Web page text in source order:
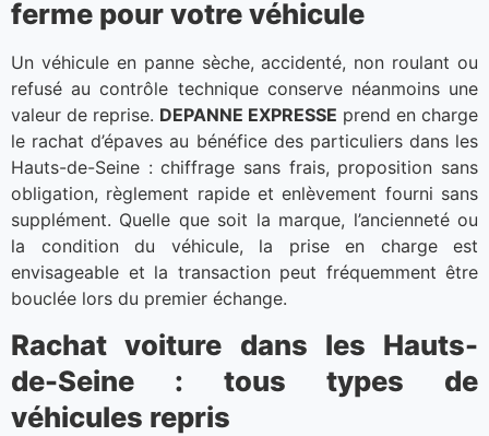
ferme pour votre véhicule
Un véhicule en panne sèche, accidenté, non roulant ou
refusé au contrôle technique conserve néanmoins une
valeur de reprise. DEPANNE EXPRESSE prend en charge
le rachat d’épaves au bénéfice des particuliers dans les
Hauts-de-Seine : chiffrage sans frais, proposition sans
obligation, règlement rapide et enlèvement fourni sans
supplément. Quelle que soit la marque, l’ancienneté ou
la condition du véhicule, la prise en charge est
envisageable et la transaction peut fréquemment être
bouclée lors du premier échange.
Rachat voiture dans les Hauts-
de-Seine : tous types de
véhicules repris